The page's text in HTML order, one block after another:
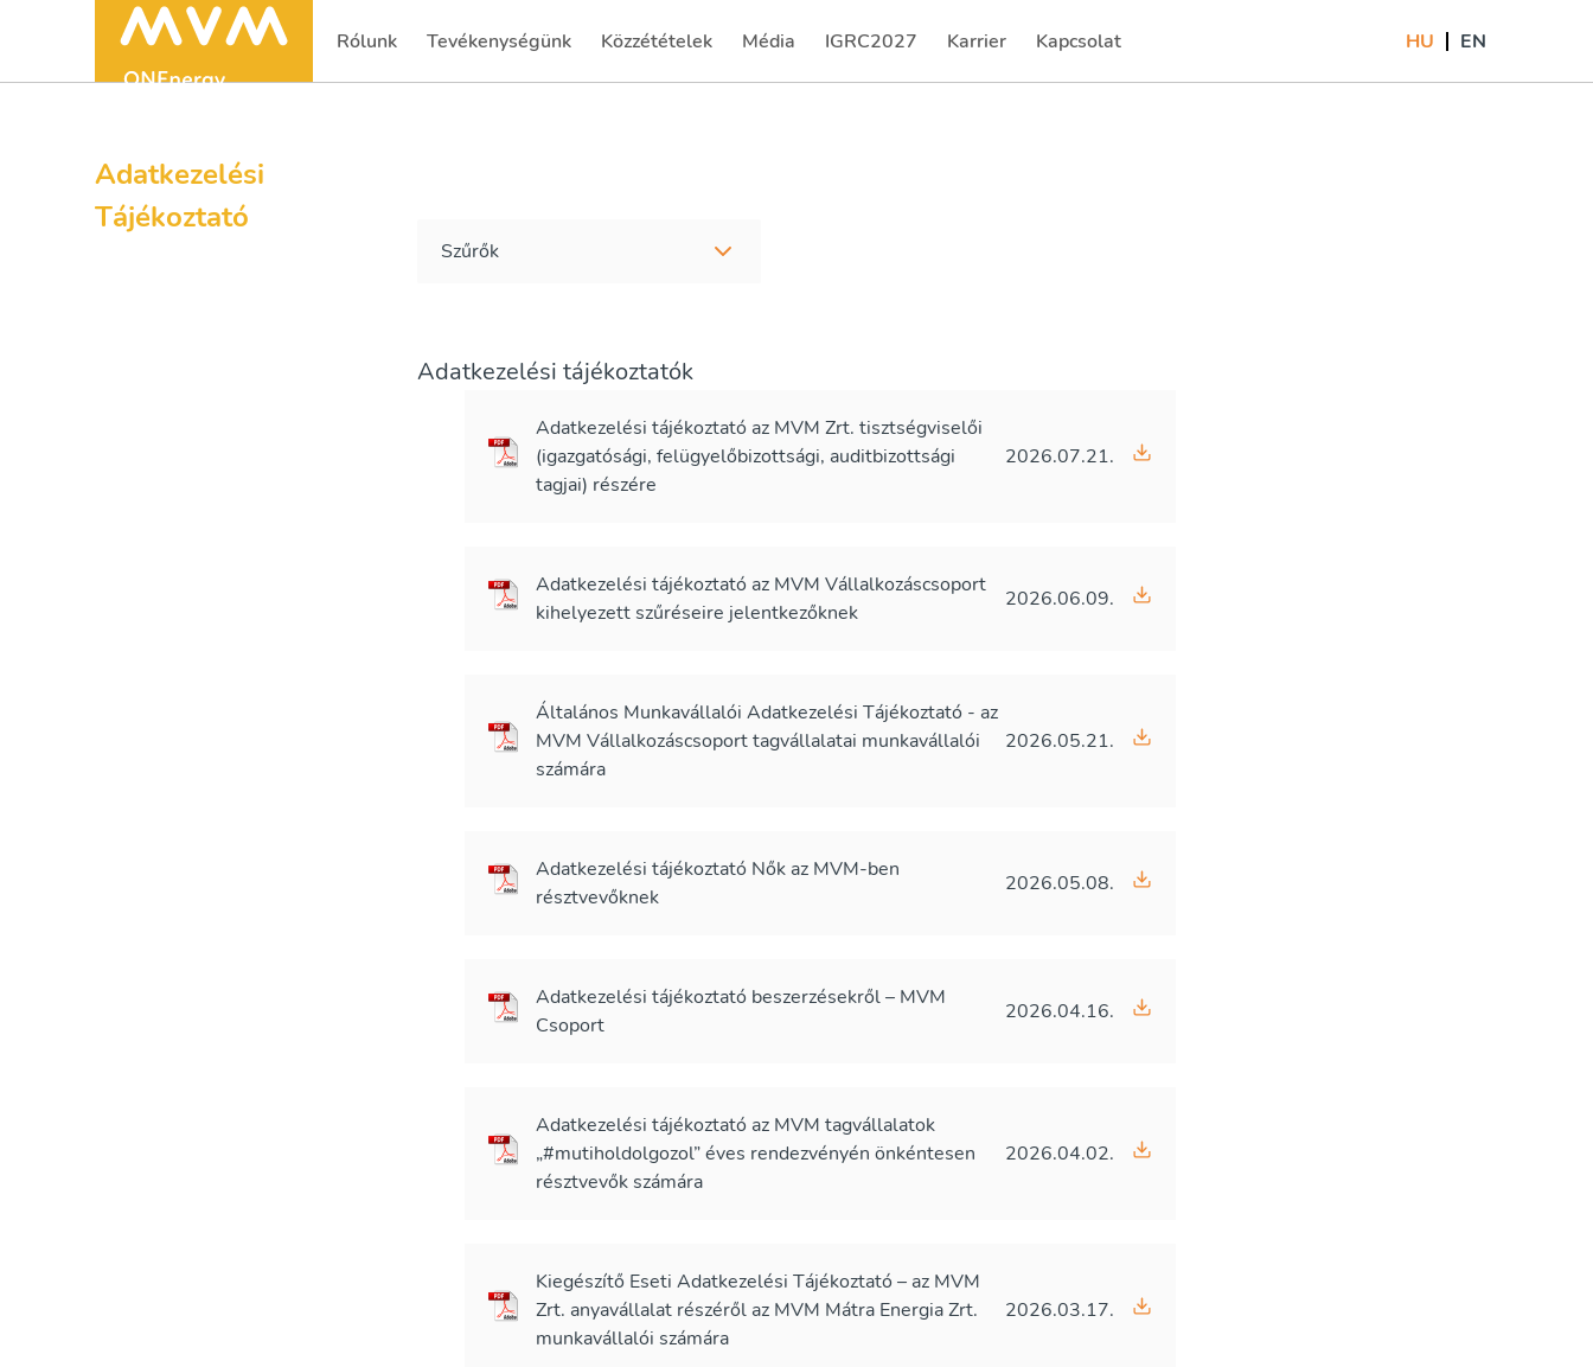
Rólunk
(current) Tevékenységünk
(current) Közzétételek
(current) Média
(current) IGRC2027
(current) Karrier
(current) Kapcsolat
(current) HU EN
Adatkezelési
Tájékoztató
Szűrők
Adatkezelési tájékoztatók
Adatkezelési tájékoztató az MVM Zrt. tisztségviselői
(igazgatósági, felügyelőbizottsági, auditbizottsági
tagjai) részére
2026.07.21.
Adatkezelési tájékoztató az MVM Vállalkozáscsoport
kihelyezett szűréseire jelentkezőknek
2026.06.09.
Általános Munkavállalói Adatkezelési Tájékoztató - az
MVM Vállalkozáscsoport tagvállalatai munkavállalói
számára
2026.05.21.
Adatkezelési tájékoztató Nők az MVM-ben
résztvevőknek
2026.05.08.
Adatkezelési tájékoztató beszerzésekről – MVM
Csoport
2026.04.16.
Adatkezelési tájékoztató az MVM tagvállalatok
„#mutiholdolgozol” éves rendezvényén önkéntesen
résztvevők számára
2026.04.02.
Kiegészítő Eseti Adatkezelési Tájékoztató – az MVM
Zrt. anyavállalat részéről az MVM Mátra Energia Zrt.
munkavállalói számára
2026.03.17.